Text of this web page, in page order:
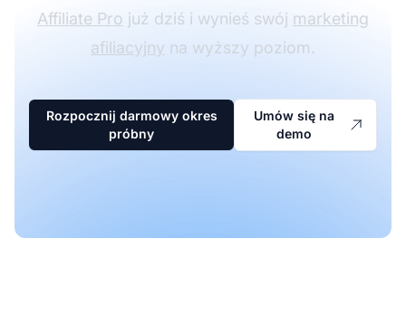
Affiliate Pro już dziś i wynieś swój marketing
afiliacyjny na wyższy poziom.
Rozpocznij darmowy okres
próbny
Umów się na
demo